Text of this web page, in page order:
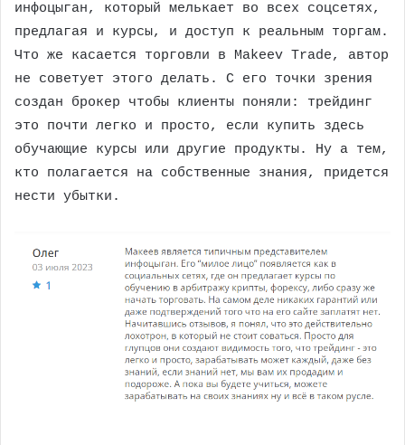
инфоцыган, который мелькает во всех соцсетях,
предлагая и курсы, и доступ к реальным торгам.
Что же касается торговли в Makeev Trade, автор
не советует этого делать. С его точки зрения
создан брокер чтобы клиенты поняли: трейдинг
это почти легко и просто, если купить здесь
обучающие курсы или другие продукты. Ну а тем,
кто полагается на собственные знания, придется
нести убытки.